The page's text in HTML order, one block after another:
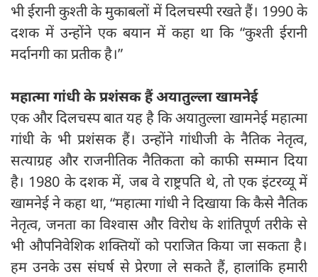
भी ईरानी कुश्ती के मुकाबलों में दिलचस्पी रखते हैं। 1990 के
दशक में उन्होंने एक बयान में कहा था कि “कुश्ती ईरानी
मर्दानगी का प्रतीक है।”
महात्मा गांधी के प्रशंसक हैं अयातुल्ला खामनेई
एक और दिलचस्प बात यह है कि अयातुल्ला खामनेई महात्मा
गांधी के भी प्रशंसक हैं। उन्होंने गांधीजी के नैतिक नेतृत्व,
सत्याग्रह और राजनीतिक नैतिकता को काफी सम्मान दिया
है। 1980 के दशक में, जब वे राष्ट्रपति थे, तो एक इंटरव्यू में
खामनेई ने कहा था, “महात्मा गांधी ने दिखाया कि कैसे नैतिक
नेतृत्व, जनता का विश्वास और विरोध के शांतिपूर्ण तरीके से
भी औपनिवेशिक शक्तियों को पराजित किया जा सकता है।
हम उनके उस संघर्ष से प्रेरणा ले सकते हैं, हालांकि हमारी